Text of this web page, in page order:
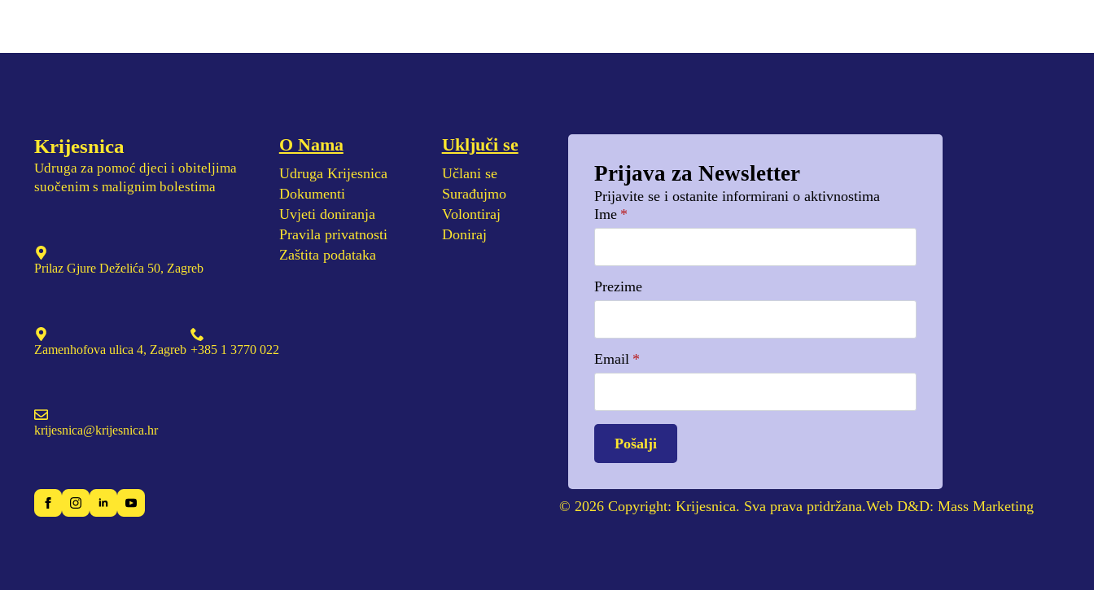
Krijesnica
Udruga za pomoć djeci i obiteljima
suočenim s malignim bolestima
Prilaz Gjure Deželića 50, Zagreb
Zamenhofova ulica 4, Zagreb +385 1 3770 022
krijesnica@krijesnica.hr
O Nama
Udruga Krijesnica
Dokumenti
Uvjeti doniranja
Pravila privatnosti
Zaštita podataka
Uključi se
Učlani se
Surađujmo
Volontiraj
Doniraj
Prijava za Newsletter
Prijavite se i ostanite informirani o aktivnostima
Ime *
Prezime
Email *
Pošalji
© 2026 Copyright: Krijesnica. Sva prava pridržana.Web D&D: Mass Marketing